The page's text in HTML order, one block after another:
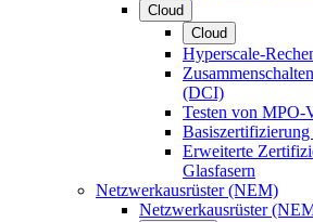
Cloud
Cloud
Hyperscale-
(DCI)
Testen von MPO-
Erweiterte
Glasfasern
Netzwerkausrüster (NEM)
Netzwerkausrüster